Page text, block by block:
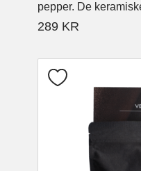
pepper. De
289 KR